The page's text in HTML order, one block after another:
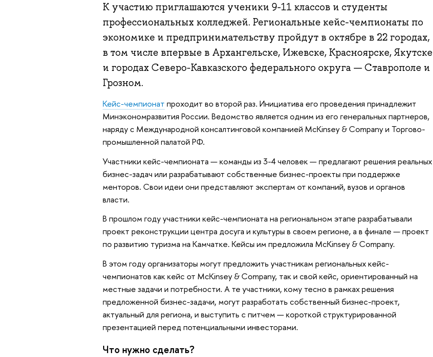
К участию приглашаются ученики 9-11 классов и студенты
профессиональных колледжей. Региональные кейс-чемпионаты по
экономике и предпринимательству пройдут в октябре в 22 городах,
в том числе впервые в Архангельске, Ижевске, Красноярске, Якутске
и городах Северо-Кавказского федерального округа — Ставрополе и
Грозном.
Кейс-чемпионат проходит во второй раз. Инициатива его проведения принадлежит
Минэкономразвития России. Ведомство является одним из его генеральных партнеров,
наряду с Международной консалтинговой компанией McKinsey & Company и Торгово-
промышленной палатой РФ.
Участники кейс-чемпионата — команды из 3-4 человек — предлагают решения реальных
бизнес-задач или разрабатывают собственные бизнес-проекты при поддержке
менторов. Свои идеи они представляют экспертам от компаний, вузов и органов
власти.
В прошлом году участники кейс-чемпионата на региональном этапе разрабатывали
проект реконструкции центра досуга и культуры в своем регионе, а в финале — проект
по развитию туризма на Камчатке. Кейсы им предложила McKinsey & Company.
В этом году организаторы могут предложить участникам региональных кейс-
чемпионатов как кейс от McKinsey & Company, так и свой кейс, ориентированный на
местные задачи и потребности. А те участники, кому тесно в рамках решения
предложенной бизнес-задачи, могут разработать собственный бизнес-проект,
актуальный для региона, и выступить с питчем — короткой структурированной
презентацией перед потенциальными инвесторами.
Что нужно сделать?